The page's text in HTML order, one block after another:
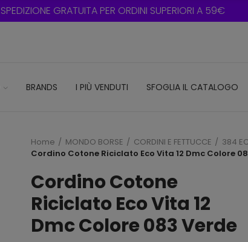
SPEDIZIONE GRATUITA PER ORDINI SUPERIORI A 59€
BRANDS I PIÙ VENDUTI SFOGLIA IL CATALOGO
Home MONDO BORSE CORDINI E FETTUCCE
384
Cordino Cotone Riciclato Eco Vita 12 Dmc Colore
Cordino Cotone
Riciclato Eco Vita 12
Dmc Colore 083 Verde